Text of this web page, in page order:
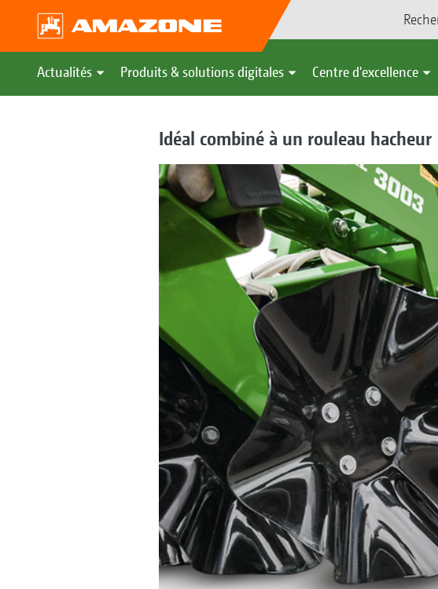
Actualités Produits & solutions digitales Centre d'excellence
Idéal combiné à un rouleau hacheur